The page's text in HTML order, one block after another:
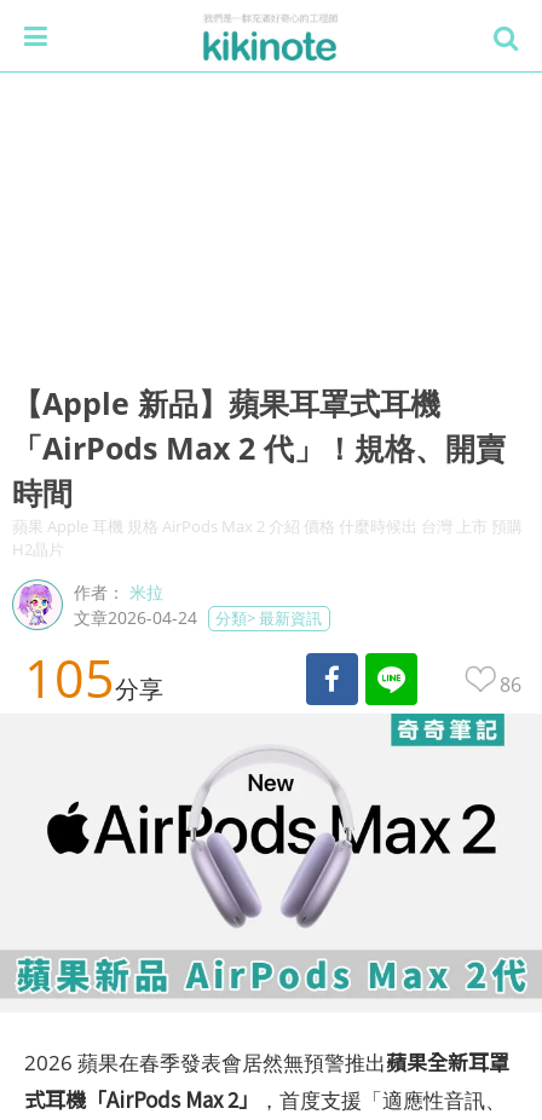
【Apple 新品】蘋果耳罩式耳機
「AirPods Max 2 代」！規格、開賣
時間
蘋果 Apple 耳機 規格 AirPods Max 2 介紹 價格 什麼時候出 台灣 上市 預購
H2晶片
作者：米拉
文章2026-04-24
分類>最新資訊
105分享 86
2026 蘋果在春季發表會居然無預警推出蘋果全新耳罩
式耳機「AirPods Max 2」
，首度支援「適應性音訊、